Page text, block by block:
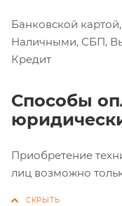
Банковской
Наличными, СБП,
Кредит
Способы
Приобретение
лиц возможно